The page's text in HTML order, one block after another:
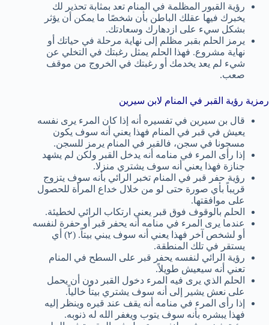
رؤية القبور المظلمة في المنام تعد بمثابة تحذير لك
يخبرك فيها عقلك الباطن بأن شخصًا ما يمكن أن يؤثر
بشكل سيء على ازدهارك وسعادتك.
يرمز الحلم بقبر مظلم إلى نهاية مرحلة في حياتك أو
نهاية مشروع. فهذا الحلم يمثل رغبتك في التخلي عن
شيء لم يعد يخدمك أو رغبتك في الخروج من موقف
صعب.
رمزية رؤية القبر في المنام لابن سيرين
قال بن سيرين في تفسيره أنه إذا كان المرء يرى نفسه
يعيش في قبر في المنام فهذا يعني أنه سوف يكون
مسجونا في سجن، فالقبر في المنام يرمز للسجن.
إذا رأى المرء في منامه أنه يدخل القبر ولكن لم يشهد
جنازة فهذا يعني أنه سوف يشتري منزلا.
رؤية حفر قبر في المنام تخبر الرائي بأنه سوف يتزوج
قريباً بأي صورة حتى لو من خلال خداع المرأة للحصول
على موافقتها.
الحلم بالوقوف فوق قبر يعني ارتكاب الرائي لخطيئة.
عندما يرى المرء في منامه أنه يحفر قبر أو حفرة لنفسه
أو لشخص آخر فهذا يعني أنه سوف يبني بيتاً. (٢) أي
يستقر في تلك المنطقة.
رؤية الرائي لنفسه يحفر قبر على السطح في المنام
تعني أنه سيعيش طويلاً.
الحلم الذي يرى فيه المرء دخول القبر دون أن يحمل
على نعش يشير إلى أنه سوف يشتري بيتاً خالياً.
إذا رأى المرء في منامه أنه يقف عند قبره وينظر إليه
فهذا يبشره بأنه سوف يتوب ويغفر الله له ذنوبه.